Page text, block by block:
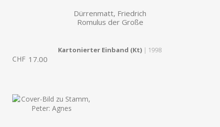
Dürrenmatt, Friedrich
Romulus der Große
Kartonierter Einband (Kt) | 1998
CHF 17.00